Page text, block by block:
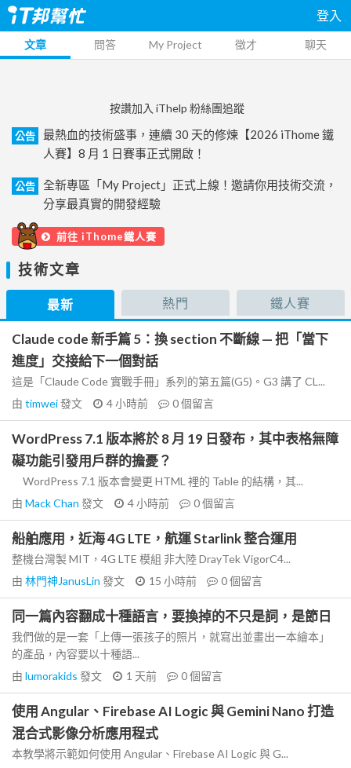
登入
文章 問答 My Project 徵才 聊天
按讚加入 iThelp 粉絲團追蹤
公告
最熱血的技術盛事，連續 30 天的修煉【2026 iThome 鐵
人賽】8 月 1 日賽事正式開啟！
公告
全新專區「My Project」正式上線！邀請你用技術交流，
分享最真實的開發經驗
前往 iThome鐵人賽
技術文章
最新 熱門 鐵人賽
Claude code 新手篇 5：換 section 不斷線 — 把「當下
進度」交接給下一個對話
這是「Claude Code 實戰手冊」系列的第五篇(G5)。G3 講了 CL...
由 timwei發文 4 小時前 0個留言
WordPress 7.1 版本將於 8 月 19 日發布，其中表格無障
礙功能引發用戶群的擔憂？
WordPress 7.1 版本會變更 HTML 裡的 Table 的結構，其...
由 Mack Chan 發文 4 小時前 0個留言
船舶應用，近海 4G LTE，航運 Starlink 整合運用
整機台灣製 MIT，4G LTE 模組 非大陸 DrayTek VigorC4...
由 林門神JanusLin 發文 15 小時前 0個留言
同一篇內容翻成十種語言，要換掉的不只是詞，是節日
我們做的是一套「上傳一張孩子的照片，就寫出並畫出一本繪本」
的產品，內容要以十種語...
由 lumorakids 發文 1 天前 0個留言
使用 Angular、Firebase AI Logic 與 Gemini Nano 打造
混合式影像分析應用程式
本教學將示範如何使用 Angular、Firebase AI Logic 與 G...